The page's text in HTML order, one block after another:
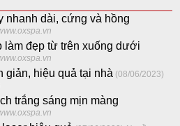
nhanh dài, cứng và hồng
làm đẹp từ trên xuống dưới
giản, hiệu quả tại nhà (08/06/2023)
trắng sáng mịn màng